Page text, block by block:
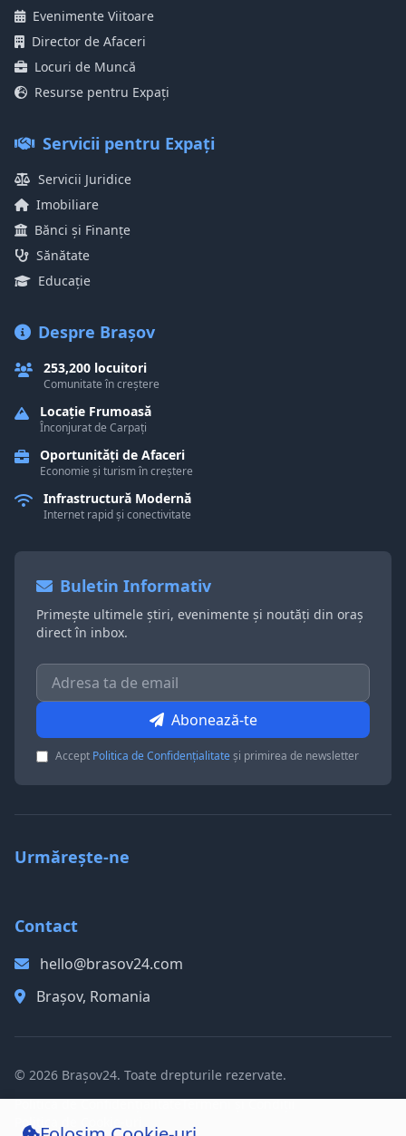
Evenimente Viitoare
Director de Afaceri
Locuri de Muncă
Resurse pentru Expați
Servicii pentru Expați
Servicii Juridice
Imobiliare
Bănci și Finanțe
Sănătate
Educație
Despre Brașov
253,200 locuitori
Comunitate în creștere
Locație Frumoasă
Înconjurat de Carpați
Oportunități de Afaceri
Economie și turism în creștere
Infrastructură Modernă
Internet rapid și conectivitate
Buletin Informativ
Primește ultimele știri, evenimente și noutăți din oraș
direct în inbox.
Abonează-te
Accept Politica de Confidențialitateși primirea de newsletter
Urmărește-ne
Contact
hello@brasov24.com
Brașov, Romania
© 2026 Brașov24. Toate drepturile rezervate.
Politica de ConfidențialitateTermeni și Condiții
Politica de Cookie-uri